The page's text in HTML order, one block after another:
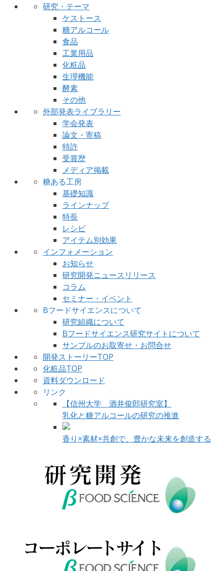
研究・テーマ
ケストース
糖アルコール
食品
工業用品
化粧品
生理機能
酵素
その他
外部発表ライブラリー
学会発表
論文・寄稿
特許
受賞歴
メディア掲載
糖ある工房
基礎知識
ラインナップ
特長
レシピ
アイテム別効果
インフォメーション
お知らせ
研究開発ニュースリリース
コラム
セミナー・イベント
Bフードサイエンスについて
研究組織について
Bフードサイエンス研究サイトについて
サンプルのお取寄せ・お問合せ
開発ストーリーTOP
化粧品TOP
資料ダウンロード
リンク
【信州大学 酒井俊郎研究室】
乳化と糖アルコールの研究の推進
香り×素材×共創で、豊かな未来を創造する